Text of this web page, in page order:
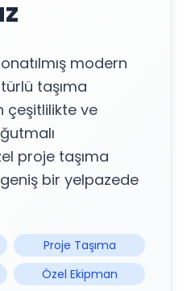
modern
taşıma
çeşitlilikte ve
proje taşıma
bir yelpazede
Proje Taşıma
Özel Ekipman